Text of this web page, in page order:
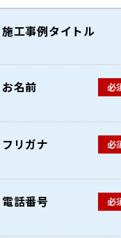
施工事例タイトル
お名前 必
フリガナ 必
電話番号 必